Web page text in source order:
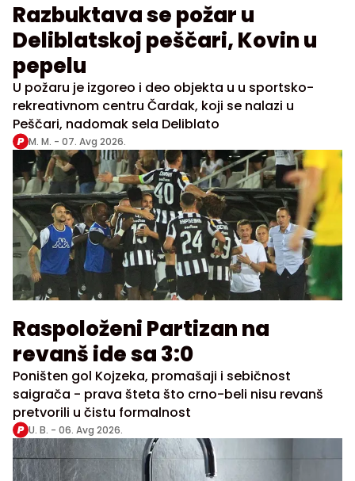
Razbuktava se požar u
Deliblatskoj peščari, Kovin u
pepelu
U požaru je izgoreo i deo objekta u u sportsko-
rekreativnom centru Čardak, koji se nalazi u
Peščari, nadomak sela Deliblato
M. M. - 07. Avg 2026.
Raspoloženi Partizan na
revanš ide sa 3:0
Poništen gol Kojzeka, promašaji i sebičnost
saigrača - prava šteta što crno-beli nisu revanš
pretvorili u čistu formalnost
U. B. - 06. Avg 2026.